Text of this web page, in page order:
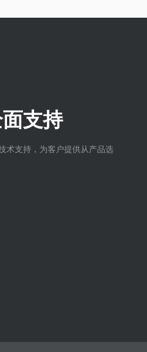
支持
术支持，为客户提供从产品选